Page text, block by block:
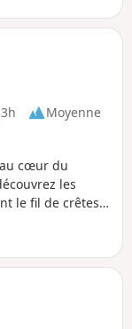
3h
Moyenne
cœur du
les
le fil de crêtes
toutes les